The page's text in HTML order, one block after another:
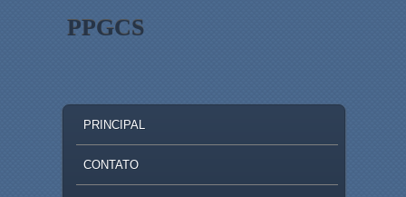
PPGCS
SKIP TO PRIMARY CONTENT
SKIP TO SECONDARY CONTENT
PRINCIPAL
CONTATO